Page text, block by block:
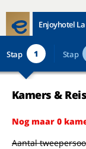
Enjoyhotel
Stap 1 Stap
Kamers &
Nog maar 0
Aantal